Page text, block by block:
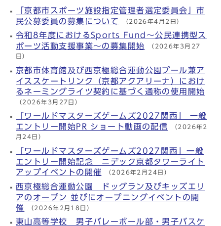
「京都市スポーツ施設指定管理者選定委員会」市
民公募委員の募集について （2026年4月2日）
令和8年度におけるSports Fund～公民連携型ス
ポーツ活動支援事業～の募集開始 （2026年3月27
日）
京都市体育館及び西京極総合運動公園プール兼ア
イススケートリンク（京都アクアリーナ）におけ
るネーミングライツ契約に基づく通称の使用開始
（2026年3月27日）
「ワールドマスターズゲームズ2027関西」 一般
エントリー開始PR ショート動画の配信 （2026年2
月24日）
「ワールドマスターズゲームズ2027関西」一般
エントリー開始記念 ニデック京都タワーライト
アップイベントの開催
（2026年2月24日）
西京極総合運動公園 ドッグラン及びキッズエリ
アのオープン 並びにオープニングイベントの開
催
（2026年2月18日）
東山高等学校 男子バレーボール部・男子バスケ